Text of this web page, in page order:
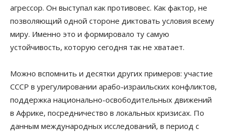
агрессор. Он выступал как противовес. Как фактор, не
позволяющий одной стороне диктовать условия всему
миру. Именно это и формировало ту самую
устойчивость, которую сегодня так не хватает.
Можно вспомнить и десятки других примеров: участие
СССР в урегулировании арабо-израильских конфликтов,
поддержка национально-освободительных движений
в Африке, посредничество в локальных кризисах. По
данным международных исследований, в период с